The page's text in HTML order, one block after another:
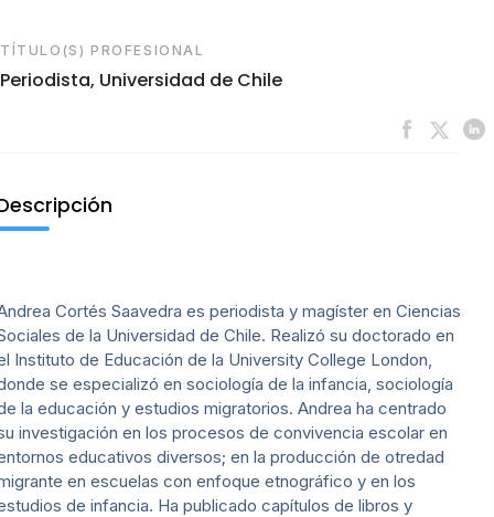
TÍTULO(S) PROFESIONAL
Periodista, Universidad de Chile
Cortés Saavedra es periodista y magíster en Ciencias
de la Universidad de Chile. Realizó su doctorado en
Instituto de Educación de la University College London,
se especializó en sociología de la infancia, sociología
la educación y estudios migratorios. Andrea ha centrado
investigación en los procesos de convivencia escolar en
educativos diversos; en la producción de otredad
en escuelas con enfoque etnográfico y en los
de infancia. Ha publicado capítulos de libros y